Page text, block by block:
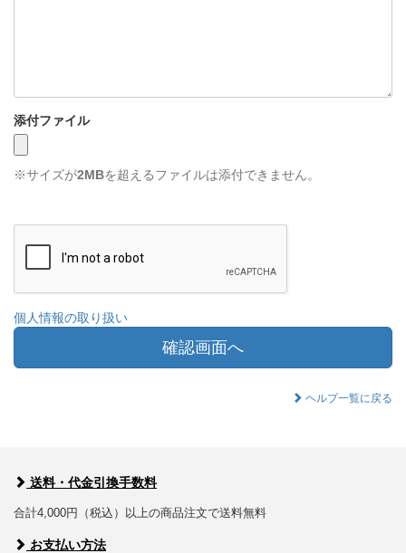
添付ファイル
※サイズが2MBを超えるファイルは添付できません。
個人情報の取り扱い
確認画面へ
ヘルプ一覧に戻る
送料・代金引換手数料
合計4,000円（税込）以上の商品注文で送料無料
お支払い方法